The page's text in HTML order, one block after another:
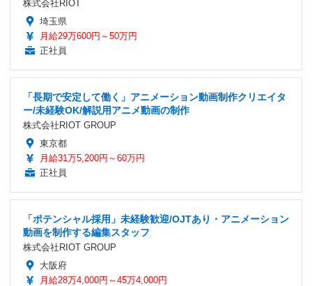
株式会社RIOT
埼玉県
月給29万600円～50万円
正社員
「長期で安定して働く」アニメーション動画制作クリエイタ
ー/未経験OK/解説用アニメ動画の制作
株式会社RIOT GROUP
東京都
月給31万5,200円～60万円
正社員
「ポテンシャル採用」未経験歓迎/OJTあり・アニメーション
動画を制作する編集スタッフ
株式会社RIOT GROUP
大阪府
月給28万4,000円～45万4,000円